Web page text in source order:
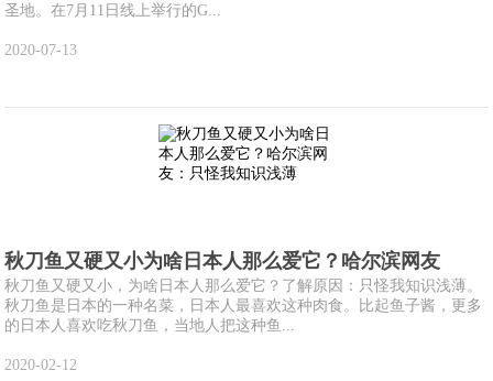
圣地。在7月11日线上举行的G...
2020-07-13
秋刀鱼又硬又小为啥日本人那么爱它？哈尔滨网友
秋刀鱼又硬又小，为啥日本人那么爱它？了解原因：只怪我知识浅薄。
秋刀鱼是日本的一种名菜，日本人最喜欢这种肉食。比起鱼子酱，更多
的日本人喜欢吃秋刀鱼，当地人把这种鱼...
2020-02-12